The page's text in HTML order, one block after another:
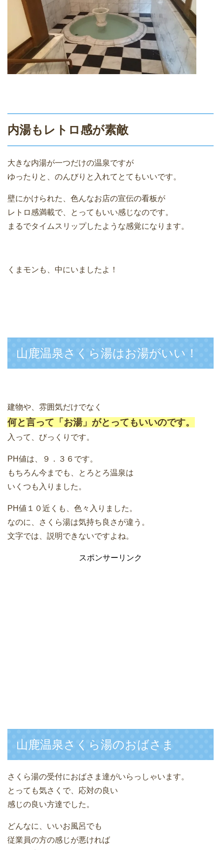
内湯もレトロ感が素敵
大きな内湯が一つだけの温泉ですが
ゆったりと、のんびりと入れてとてもいいです。
壁にかけられた、色んなお店の宣伝の看板が
レトロ感満載で、とってもいい感じなのです。
まるでタイムスリップしたような感覚になります。
くまモンも、中にいましたよ！
山鹿温泉さくら湯はお湯がいい！
建物や、雰囲気だけでなく
何と言って「お湯」がとってもいいのです。
入って、びっくりです。
PH値は、９．３６です。
もちろん今までも、とろとろ温泉は
いくつも入りました。
PH値１０近くも、色々入りました。
なのに、さくら湯は気持ち良さが違う。
文字では、説明できないですよね。
スポンサーリンク
山鹿温泉さくら湯のおばさま
さくら湯の受付におばさま達がいらっしゃいます。
とっても気さくで、応対の良い
感じの良い方達でした。
どんなに、いいお風呂でも
従業員の方の感じが悪ければ